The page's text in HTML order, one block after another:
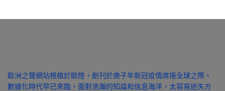
歐洲之聲網站根植於歐陸，創刊於庚子年新冠疫情席捲全球之際。
數據化時代早已來臨，面對浩瀚的知識和信息海洋，太容易迷失方